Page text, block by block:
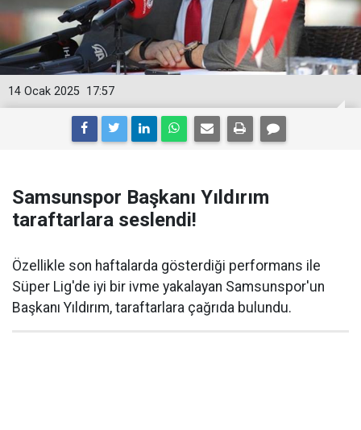
17:57
14 Ocak 2025
Samsunspor Başkanı Yıldırım
taraftarlara seslendi!
Özellikle son haftalarda gösterdiği performans ile
Süper Lig'de iyi bir ivme yakalayan Samsunspor'un
Başkanı Yıldırım, taraftarlara çağrıda bulundu.